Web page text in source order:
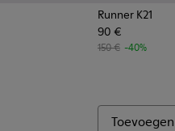
Runner K21
90 €
150 € -40%
Toevoegen